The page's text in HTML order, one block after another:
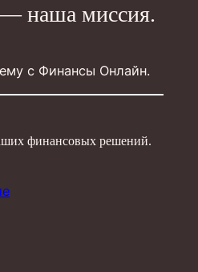
— наша миссия.
с Финансы Онлайн.
финансовых решений.